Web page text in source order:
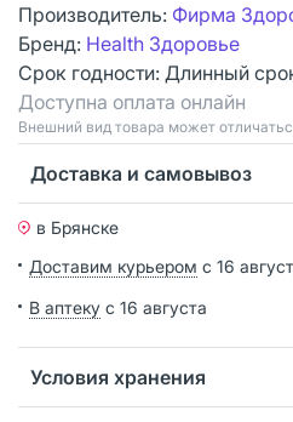
Производитель: Фирма
Бренд: Health Здоровье
Срок годности: Длинный
Доступна оплата онлайн
Bнешний вид товара может
Доставка и самовывоз
в Брянске
Доставим курьером с 16
В аптеку с 16 августа
Условия хранения